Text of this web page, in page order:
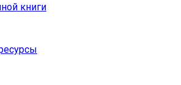
книги